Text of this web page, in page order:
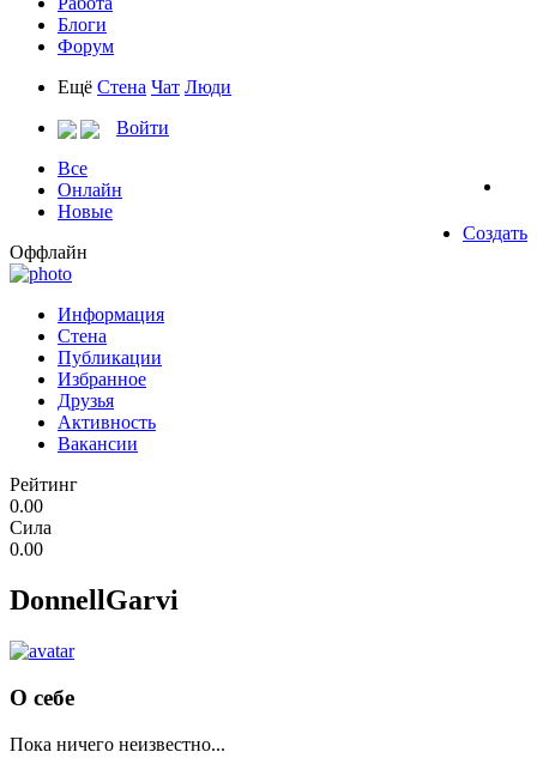
Блоги
Форум
Ещё Стена Чат Люди
Войти
Все
Онлайн
Новые
Создать
Оффлайн
Информация
Стена
Публикации
Избранное
Друзья
Активность
Вакансии
Рейтинг
0.00
Сила
0.00
DonnellGarvi
О себе
Пока ничего неизвестно...